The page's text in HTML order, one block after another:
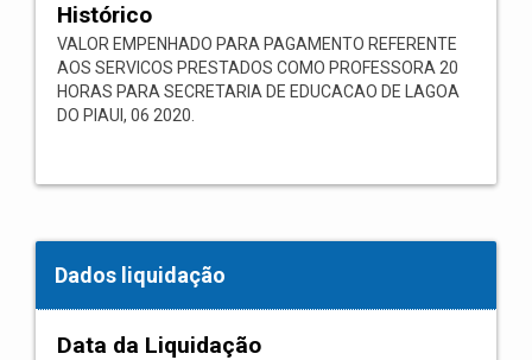
Histórico
VALOR EMPENHADO PARA PAGAMENTO REFERENTE
AOS SERVICOS PRESTADOS COMO PROFESSORA 20
HORAS PARA SECRETARIA DE EDUCACAO DE LAGOA
DO PIAUI, 06 2020.
Dados liquidação
Data da Liquidação